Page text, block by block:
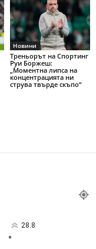
Новини
Треньорът на Спортинг
Руи Боржеш:
„Моментна липса на
концентрацията ни
струва твърде скъпо“
28.8
°